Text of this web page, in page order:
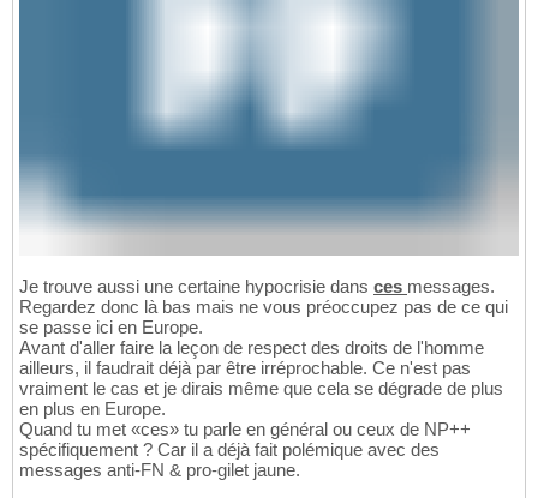
Je trouve aussi une certaine hypocrisie dans ces messages.
Regardez donc là bas mais ne vous préoccupez pas de ce qui
se passe ici en Europe.
Avant d'aller faire la leçon de respect des droits de l'homme
ailleurs, il faudrait déjà par être irréprochable. Ce n'est pas
vraiment le cas et je dirais même que cela se dégrade de plus
en plus en Europe.
Quand tu met «ces» tu parle en général ou ceux de NP++
spécifiquement ? Car il a déjà fait polémique avec des
messages anti-FN & pro-gilet jaune.